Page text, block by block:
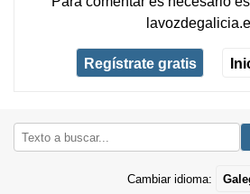
Regístrate gratis
Cambiar idioma: